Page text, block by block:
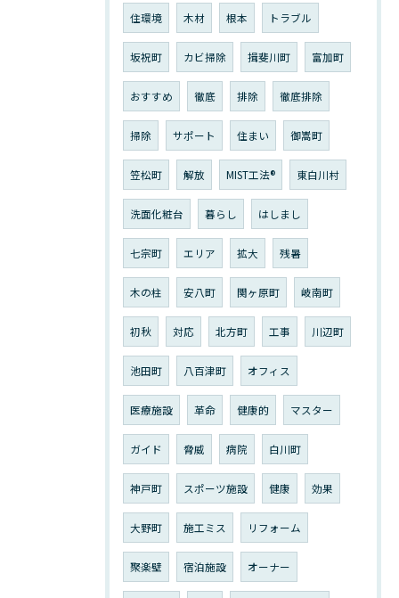
住環境 木材 根本 トラブル
坂祝町 カビ掃除 揖斐川町 富加町
おすすめ 徹底 排除 徹底排除
掃除 サポート 住まい 御嵩町
笠松町 解放 MIST工法®︎ 東白川村
洗面化粧台 暮らし はしまし
七宗町 エリア 拡大 残暑
木の柱 安八町 関ヶ原町 岐南町
初秋 対応 北方町 工事 川辺町
池田町 八百津町 オフィス
医療施設 革命 健康的 マスター
ガイド 脅威 病院 白川町
神戸町 スポーツ施設 健康 効果
大野町 施工ミス リフォーム
聚楽壁 宿泊施設 オーナー